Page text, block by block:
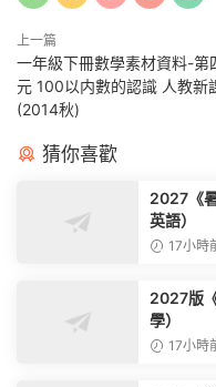
上一篇
一年級下冊數學素材資料-第
元 100以内數的認識 人教新
(2014秋)
猜你喜歡
2027《
英語）
17小時
2027版
學）
17小時